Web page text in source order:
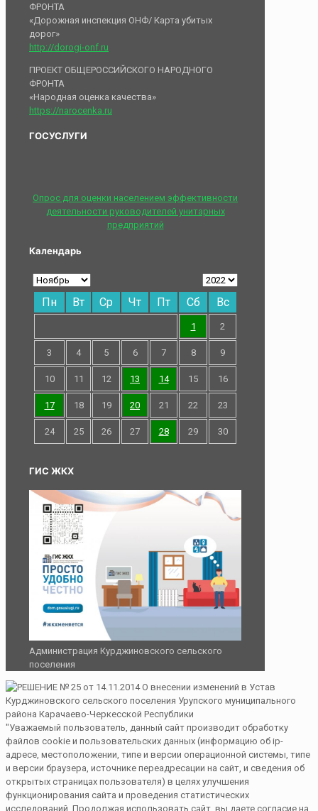
ФРОНТА
«Дорожная инспекция ОНФ/ Карта убитых
дорог»
http://dorogi-onf.ru
ПРОЕКТ ОБЩЕРОССИЙСКОГО НАРОДНОГО
ФРОНТА
«Народная оценка качества»
https://narocenka.ru
ГОСУСЛУГИ
Опрос для оценки населением эффективности
деятельности руководителей унитарных
предприятий
Календарь
Пн Вт Ср Чт Пт Сб Вс
1 2
3 4 5 6 7 8 9
10 11 12 13 14 15 16
17 18 19 20 21 22 23
24 25 26 27 28 29 30
ГИС ЖКХ
Администрация Курджиновского сельского
поселения
"Уважаемый пользователь, данный сайт производит обработку
файлов cookie и пользовательских данных (информацию об ip-
адресе, местоположении, типе и версии операционной системы, типе
и версии браузера, источнике переадресации на сайт, и сведения об
открытых страницах пользователя) в целях улучшения
функционирования сайта и проведения статистических
исследований. Продолжая использовать сайт, вы даете согласие на